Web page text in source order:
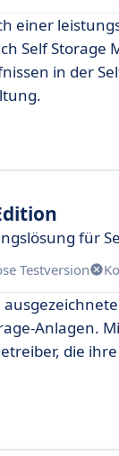
einer
Self
in der
für
Testversion
Anlagen.
die